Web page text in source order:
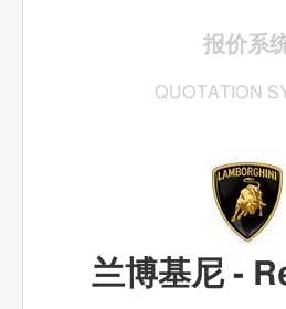
报价系
QUOTATION
兰博基尼 -